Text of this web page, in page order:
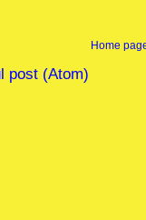
Home
post (Atom)